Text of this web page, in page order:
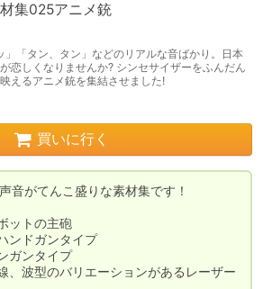
集025アニメ銃
「タン、タン」などのリアルな音ばかり。日本
恋しくなりませんか? シンセサイザーをふんだん
えるアニメ銃を集結させました!
買いに行く
音がてんこ盛りな素材集です！
ットの主砲
ンドガンタイプ
ガンタイプ
、波型のバリエーションがあるレーザー